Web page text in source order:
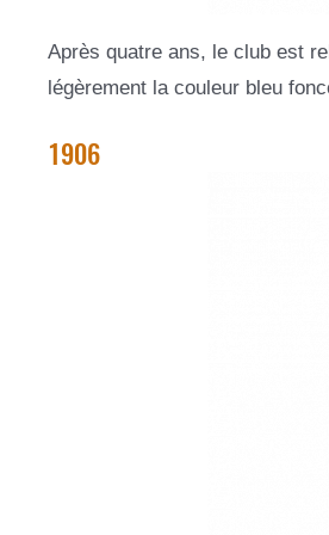
Après quatre ans, le club est
légèrement la couleur bleu
1906